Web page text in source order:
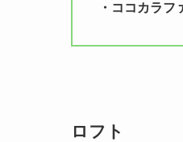
・ココカラフ
ロフト